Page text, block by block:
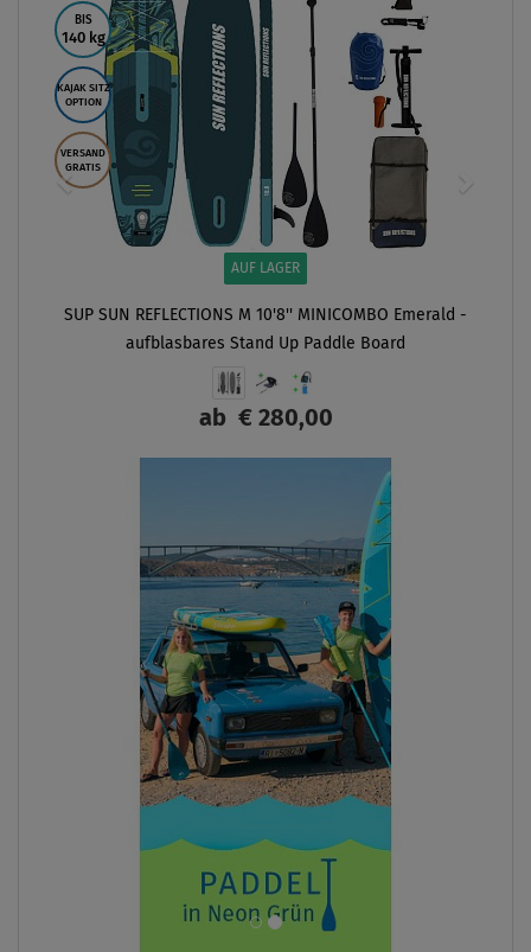
BIS
140 kg
KAJAK SITZ
OPTION
VERSAND
GRATIS
AUF LAGER
SUP SUN REFLECTIONS M 10'8'' MINICOMBO Emerald -
aufblasbares Stand Up Paddle Board
ab € 280,00